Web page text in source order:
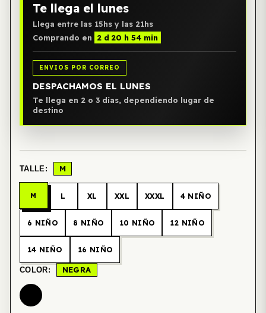
Te llega el lunes
Llega entre las 15hs y las 21hs
Comprando en
2 d 20 h 54 min
ENVIOS POR CORREO
DESPACHAMOS EL LUNES
Te llega en 2 o 3 días, dependiendo lugar de
destino
TALLE: M
M L XL XXL XXXL 4 NIÑO
6 NIÑO 8 NIÑO 10 NIÑO 12 NIÑO
14 NIÑO 16 NIÑO
COLOR: NEGRA